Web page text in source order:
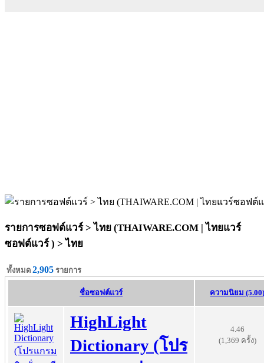
รายการซอฟต์แวร์ > ไทย (THAIWARE.COM | ไทยแวร์
ซอฟต์แวร์ ) >ไทย
ทั้งหมด 2,905 รายการ
ชื่อซอฟต์แวร์ ความนิยม
HighLight
Dictionary (โปร
4.46
(1,369 ครั้ง)